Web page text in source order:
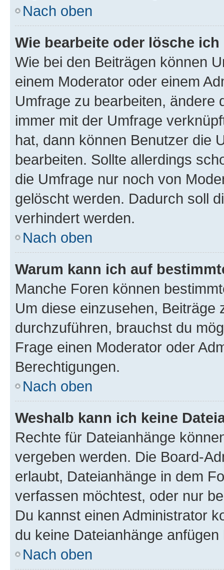
Nach oben
Wie bearbeite oder lösche
Wie bei den Beiträgen können
einem Moderator oder einem
Umfrage zu bearbeiten, ändere
immer mit der Umfrage
hat, dann können Benutzer die
bearbeiten. Sollte allerdings
die Umfrage nur noch von
gelöscht werden. Dadurch soll
verhindert werden.
Nach oben
Warum kann ich auf
Manche Foren können
Um diese einzusehen, Beiträge
durchzuführen, brauchst du
Frage einen Moderator oder
Berechtigungen.
Nach oben
Weshalb kann ich keine
Rechte für Dateianhänge
vergeben werden. Die Board-
erlaubt, Dateianhänge in dem
verfassen möchtest, oder nur
Du kannst einen Administrator
du keine Dateianhänge anfügen
Nach oben